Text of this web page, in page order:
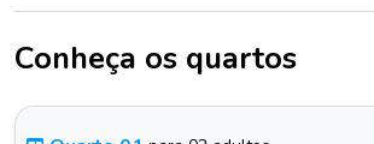
Conheça os quartos